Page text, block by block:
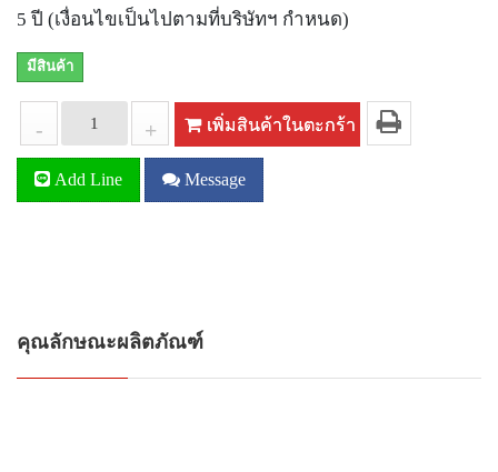
5 ปี (เงื่อนไขเป็นไปตามที่บริษัทฯ กำหนด)
มีสินค้า
- + เพิ่มสินค้าในตะกร้า
Add Line Message
คุณลักษณะผลิตภัณฑ์